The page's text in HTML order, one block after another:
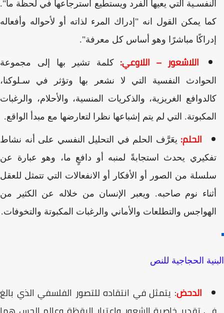
التي يعيها الفرد ويستطيع استرجاعها في لحظة ما".
يمكن القول انه "إدراك المرء لذاته أو لأحواله وأفعاله
مباشرًا وهو أساس كل معرفة".
اللاشعور – اللاوعي:كلمة تشير بها إلى مجموعة
النفسية التي لا نشعر بها وتؤثر في سـلوكنا،
الغريزية، والذكريات المنسية، والأحلام، والرغبات
التي لم يتم إشباعها نظرا لتعارضها مع مبدأ الواقع.
الحلم:يعَرَّف الحلم في التحليل النفسي على أنه نشاط
يحدث استجابةً لمنبه أو دافعٍ ما، وهو عبارة عن
من الصور أو الأفكار أو الانفعالات التي تتمثل للعقل
نوم صاحبه. ويعبر الإنسان من خلاله عن الكثير من
والتطلعات والأماني والرغبات المكبوتة والتخوفات.
الحجاجية للنص
الدحض: يتمثل في انتقاده للتصور الفلسفي الذي بالغ